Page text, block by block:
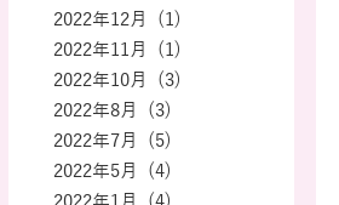
2022年12月 (1)
2022年11月 (1)
2022年10月 (3)
2022年8月 (3)
2022年7月 (5)
2022年5月 (4)
2022年1月 (4)